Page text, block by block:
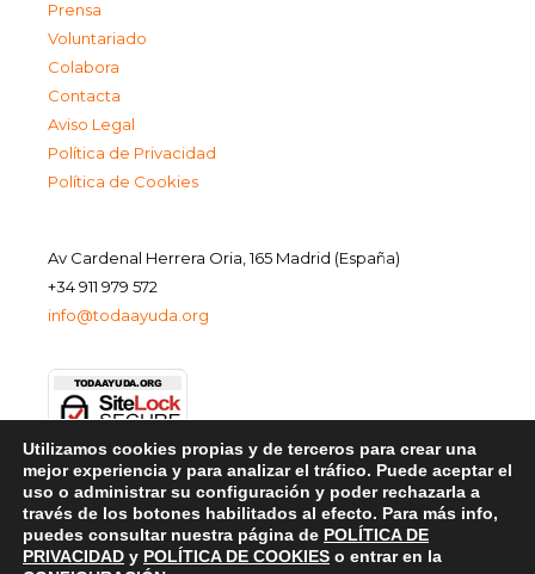
Prensa
Voluntariado
Colabora
Contacta
Aviso Legal
Política de Privacidad
Política de Cookies
Av Cardenal Herrera Oria, 165 Madrid (España)
+34 911 979 572
info@todaayuda.org
Utilizamos cookies propias y de terceros para crear una
mejor experiencia y para analizar el tráfico. Puede aceptar el
uso o administrar su configuración y poder rechazarla a
través de los botones habilitados al efecto. Para más info,
puedes consultar nuestra página de POLÍTICA DE
PRIVACIDAD y POLÍTICA DE COOKIES o entrar en la